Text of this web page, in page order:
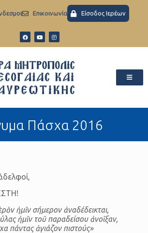
Eπικοινωνία Είσοδος Ιερέων
Πάσχα 2016
ἡμῖν σήμερον ἀναδέδεικται,
ἡμῖν τοῦ παραδείσου ἀνοῖξαν,
πάντας ἁγιάζον πιστούς»